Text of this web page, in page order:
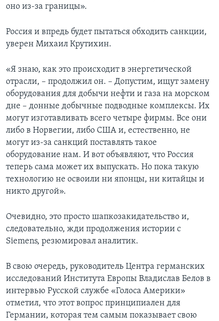
оно из-за границы».
Россия и впредь будет пытаться обходить санкции,
уверен Михаил Крутихин.
«Я знаю, как это происходит в энергетической
отрасли, – продолжил он. – Допустим, ищут замену
оборудования для добычи нефти и газа на морском
дне – донные добычные подводные комплексы. Их
могут изготавливать всего четыре фирмы. Все они
либо в Норвегии, либо США и, естественно, не
могут из-за санкций поставлять такое
оборудование нам. И вот объявляют, что Россия
теперь сама может их выпускать. Но пока такую
технологию не освоили ни японцы, ни китайцы и
никто другой».
Очевидно, это просто шапкозакидательство и,
следовательно, жди продолжения истории с
Siemens, резюмировал аналитик.
В свою очередь, руководитель Центра германских
исследований Института Европы Владислав Белов в
интервью Русской службе «Голоса Америки»
отметил, что этот вопрос принципиален для
Германии, которая тем самым показывает свою